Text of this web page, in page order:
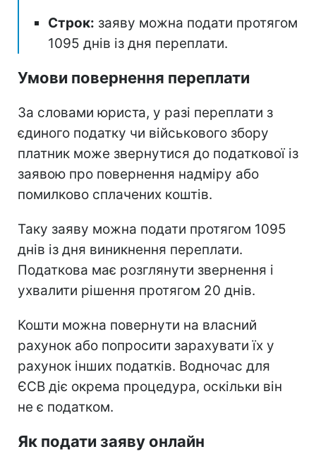
Строк: заяву можна подати протягом
1095 днів із дня переплати.
Умови повернення переплати
За словами юриста, у разі переплати з
єдиного податку чи військового збору
платник може звернутися до податкової із
заявою про повернення надміру або
помилково сплачених коштів.
Таку заяву можна подати протягом 1095
днів із дня виникнення переплати.
Податкова має розглянути звернення і
ухвалити рішення протягом 20 днів.
Кошти можна повернути на власний
рахунок або попросити зарахувати їх у
рахунок інших податків. Водночас для
ЄСВ діє окрема процедура, оскільки він
не є податком.
Як подати заяву онлайн